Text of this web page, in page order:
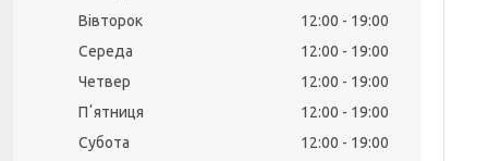
Вівторок
12:00
19:00
Середа
12:00
19:00
Четвер
12:00
19:00
Пʼятниця
12:00
19:00
Субота
12:00 19:00